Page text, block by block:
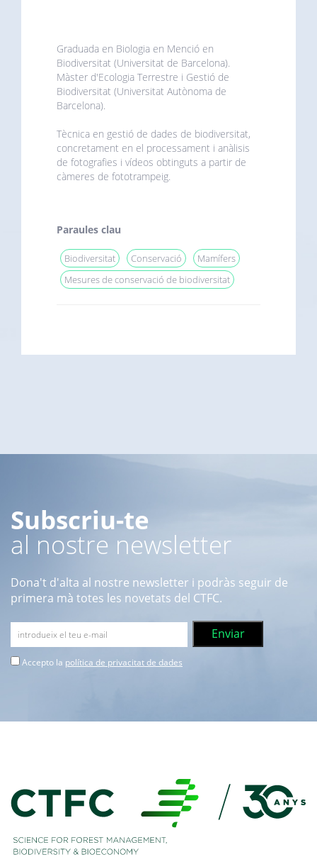
Graduada en Biologia en Menció en
Biodiversitat (Universitat de Barcelona).
Màster d'Ecologia Terrestre i Gestió de
Biodiversitat (Universitat Autònoma de
Barcelona).
Tècnica en gestió de dades de biodiversitat,
concretament en el processament i anàlisis
de fotografies i vídeos obtinguts a partir de
càmeres de fototrampeig.
Paraules clau
Biodiversitat Conservació
Mamífers
Mesures de conservació de biodiversitat
Subscriu-te
al nostre newsletter
Dona't d'alta al nostre newsletter i podràs seguir de
primera mà totes les novetats del CTFC.
Accepto la política de privacitat de dades